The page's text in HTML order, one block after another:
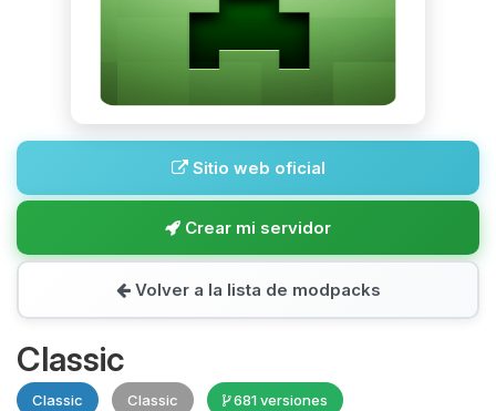
Sitio web oficial
Crear mi servidor
Volver a la lista de modpacks
Classic
Classic Classic 681 versiones